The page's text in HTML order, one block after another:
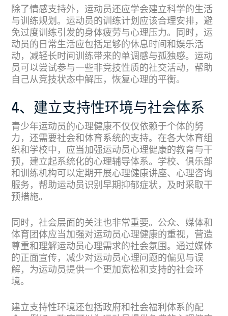
除了情感支持外，运动员还应学会建立科学的生活
与训练规划。运动员的训练计划应该合理安排，避
免过度训练引发的身体疲劳与心理压力。同时，运
动员的日常生活应包括足够的休息时间和娱乐活
动，减轻长时间训练带来的单调感与孤独感。运动
员可以尝试参与一些非竞技性质的社交活动，帮助
自己从竞技状态中解压，恢复心理的平衡。
4、建立支持性环境与社会体系
青少年运动员的心理健康不仅仅依赖于个体的努
力，还需要社会和体育系统的支持。在各大体育组
织和学校中，应当加强运动员心理健康的教育与干
预，建立起系统化的心理辅导体系。学校、俱乐部
和训练机构可以定期开展心理健康讲座、心理咨询
服务，帮助运动员识别早期抑郁症状，及时采取干
预措施。
同时，社会层面的关注也非常重要。公众、媒体和
体育团体应当加强对运动员心理健康的重视，营造
尊重和理解运动员心理需求的社会氛围。通过媒体
的正面宣传，减少对运动员心理问题的偏见与误
解，为运动员提供一个更加宽松和支持的社会环
境。
建立支持性环境还包括政府和社会福利体系的配